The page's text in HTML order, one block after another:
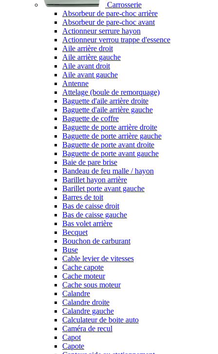
Carrosserie
Absorbeur de pare-choc arrière
Absorbeur de pare-choc avant
Actionneur serrure hayon
Actionneur verrou trappe d'essence
Aile arrière droit
Aile arrière gauche
Aile avant droit
Aile avant gauche
Antenne
Attelage (boule de remorquage)
Baguette d'aile arrière droite
Baguette d'aile arrière gauche
Baguette de coffre
Baguette de porte arrière droite
Baguette de porte arrière gauche
Baguette de porte avant droite
Baguette de porte avant gauche
Baie de pare brise
Bandeau de feu malle / hayon
Barillet hayon arrière
Barillet porte avant gauche
Barres de toit
Bas de caisse droit
Bas de caisse gauche
Bas volet arrière
Becquet
Bouchon de carburant
Buse
Cable levier de vitesses
Cache capote
Cache moteur
Cache sous moteur
Calandre
Calandre droite
Calandre gauche
Calculateur de boite auto
Caméra de recul
Capot
Capote